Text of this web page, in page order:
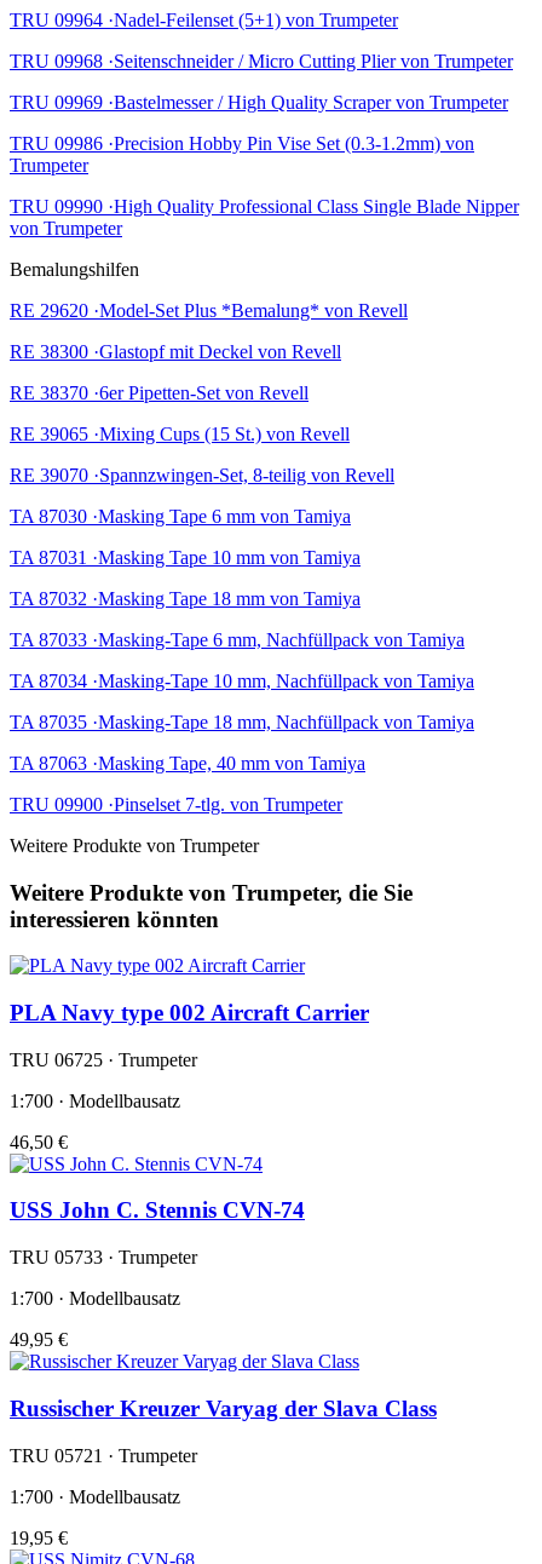
TRU 09964 ·Nadel-Feilenset (5+1) von Trumpeter
TRU 09968 ·Seitenschneider / Micro Cutting Plier von Trumpeter
TRU 09969 ·Bastelmesser / High Quality Scraper von Trumpeter
TRU 09986 ·Precision Hobby Pin Vise Set (0.3-1.2mm) von
Trumpeter
TRU 09990 ·High Quality Professional Class Single Blade Nipper
von Trumpeter
Bemalungshilfen
RE 29620 ·Model-Set Plus *Bemalung* von Revell
RE 38300 ·Glastopf mit Deckel von Revell
RE 38370 ·6er Pipetten-Set von Revell
RE 39065 ·Mixing Cups (15 St.) von Revell
RE 39070 ·Spannzwingen-Set, 8-teilig von Revell
TA 87030 ·Masking Tape 6 mm von Tamiya
TA 87031 ·Masking Tape 10 mm von Tamiya
TA 87032 ·Masking Tape 18 mm von Tamiya
TA 87033 ·Masking-Tape 6 mm, Nachfüllpack von Tamiya
TA 87034 ·Masking-Tape 10 mm, Nachfüllpack von Tamiya
TA 87035 ·Masking-Tape 18 mm, Nachfüllpack von Tamiya
TA 87063 ·Masking Tape, 40 mm von Tamiya
TRU 09900 ·Pinselset 7-tlg. von Trumpeter
Weitere Produkte von Trumpeter
Weitere Produkte von Trumpeter, die Sie
interessieren könnten
PLA Navy type 002 Aircraft Carrier
TRU 06725 · Trumpeter
1:700 · Modellbausatz
46,50 €
USS John C. Stennis CVN-74
TRU 05733 · Trumpeter
1:700 · Modellbausatz
49,95 €
Russischer Kreuzer Varyag der Slava Class
TRU 05721 · Trumpeter
1:700 · Modellbausatz
19,95 €